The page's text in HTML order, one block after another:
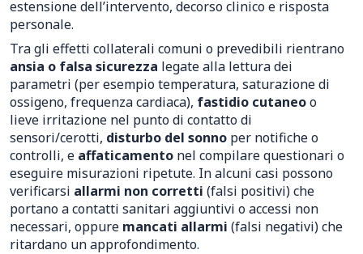
estensione dell’intervento, decorso clinico e risposta
personale.
Tra gli effetti collaterali comuni o prevedibili rientrano
ansia o falsa sicurezza legate alla lettura dei
parametri (per esempio temperatura, saturazione di
ossigeno, frequenza cardiaca), fastidio cutaneoo
lieve irritazione nel punto di contatto di
sensori/cerotti, disturbo del sonno per notifiche o
controlli, e affaticamento nel compilare questionari o
eseguire misurazioni ripetute. In alcuni casi possono
verificarsi allarmi non corretti (falsi positivi) che
portano a contatti sanitari aggiuntivi o accessi non
necessari, oppure mancati allarmi (falsi negativi) che
ritardano un approfondimento.